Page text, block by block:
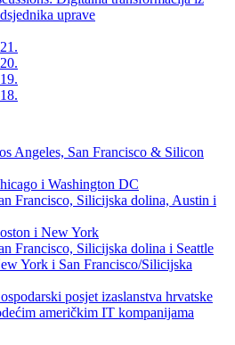
uprave
Angeles, San Francisco & Silicon
i Washington DC
Francisco, Silicijska dolina, Austin i
i New York
Francisco, Silicijska dolina i Seattle
York i San Francisco/Silicijska
posjet izaslanstva hrvatske
američkim IT kompanijama